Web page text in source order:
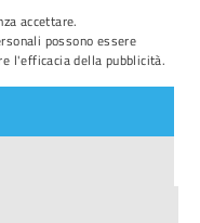
accettare.
possono essere
l'efficacia della pubblicità.